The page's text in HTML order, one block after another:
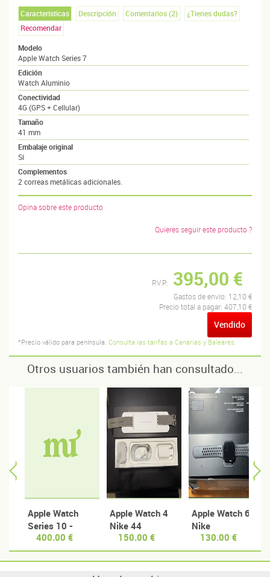
Características
Descripción Comentarios (2)
¿Tienes dudas?
Recomendar
Modelo
Apple Watch Series 7
Edición
Watch Aluminio
Conectividad
4G (GPS + Cellular)
Tamaño
41 mm
Embalaje original
Sí
Complementos
2 correas metálicas adicionales.
Opina sobre este producto
Quieres seguir este producto ?
P.V.P: 395,00 €
Gastos de envío: 12,10 €
Precio total a pagar: 407,10 €
Vendido
*Precio válido para península. Consulta las tarifas a Canarias y Baleares.
Otros usuarios también han consultado...
Apple Watch
Series 10 -
46mm Negro
400.00 €
Apple Watch 4
Nike 44
150.00 €
Apple Watch 6
Nike
130.00 €